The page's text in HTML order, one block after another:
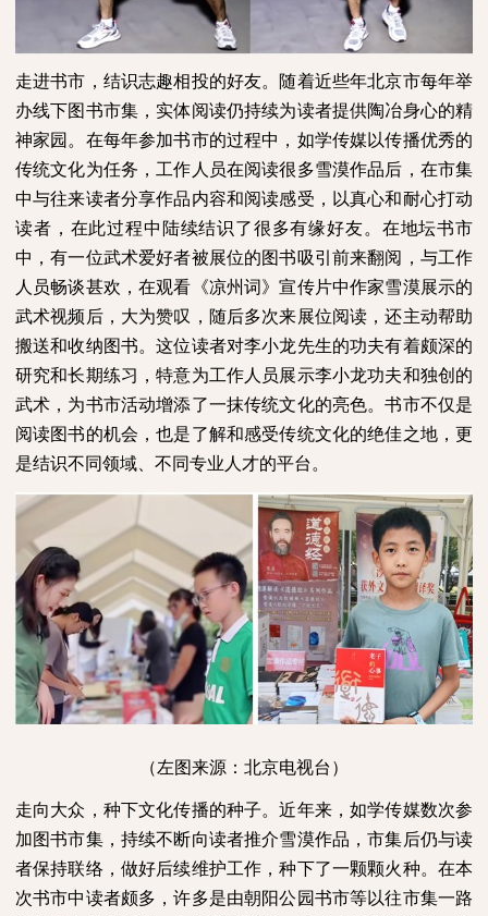
走进书市，结识志趣相投的好友。随着近些年北京市每年举
办线下图书市集，实体阅读仍持续为读者提供陶冶身心的精
神家园。在每年参加书市的过程中，如学传媒以传播优秀的
传统文化为任务，工作人员在阅读很多雪漠作品后，在市集
中与往来读者分享作品内容和阅读感受，以真心和耐心打动
读者，在此过程中陆续结识了很多有缘好友。在地坛书市
中，有一位武术爱好者被展位的图书吸引前来翻阅，与工作
人员畅谈甚欢，在观看《凉州词》宣传片中作家雪漠展示的
武术视频后，大为赞叹，随后多次来展位阅读，还主动帮助
搬送和收纳图书。这位读者对李小龙先生的功夫有着颇深的
研究和长期练习，特意为工作人员展示李小龙功夫和独创的
武术，为书市活动增添了一抹传统文化的亮色。书市不仅是
阅读图书的机会，也是了解和感受传统文化的绝佳之地，更
是结识不同领域、不同专业人才的平台。
（左图来源：北京电视台）
走向大众，种下文化传播的种子。近年来，如学传媒数次参
加图书市集，持续不断向读者推介雪漠作品，市集后仍与读
者保持联络，做好后续维护工作，种下了一颗颗火种。在本
次书市中读者颇多，许多是由朝阳公园书市等以往市集一路